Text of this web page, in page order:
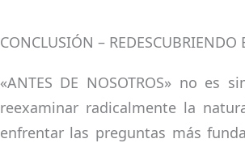
CONCLUSIÓN –
«ANTES DE NOSOTROS» no
reexaminar radicalmente la
enfrentar las preguntas más